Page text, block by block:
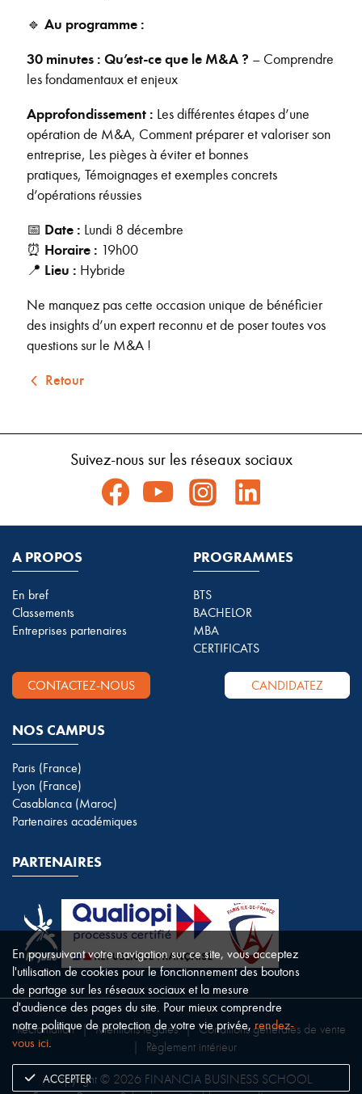
🔹 Au programme :
30 minutes : Qu’est-ce que le M&A ? – Comprendre
les fondamentaux et enjeux
Approfondissement : Les différentes étapes d’une
opération de M&A, Comment préparer et valoriser son
entreprise, Les pièges à éviter et bonnes
pratiques, Témoignages et exemples concrets
d’opérations réussies
📅 Date : Lundi 8 décembre
⏰ Horaire : 19h00
📍 Lieu : Hybride
Ne manquez pas cette occasion unique de bénéficier
des insights d’un expert reconnu et de poser toutes vos
questions sur le M&A !
Retour
Suivez-nous sur les réseaux sociaux
A PROPOS
En bref
Classements
Entreprises partenaires
PROGRAMMES
BTS
BACHELOR
MBA
CERTIFICATS
CONTACTEZ-NOUS CANDIDATEZ
NOS CAMPUS
Paris (France)
Lyon (France)
Casablanca (Maroc)
Partenaires académiques
PARTENAIRES
Copyright © 2026 FINANCIA BUSINESS SCHOOL.
Réclamation | Mentions légales | Conditions générales de vente
Règlement intérieur
En poursuivant votre navigation sur ce site, vous acceptez
l'utilisation de cookies pour le fonctionnement des boutons
de partage sur les réseaux sociaux et la mesure
d'audience des pages du site. Pour mieux comprendre
notre politique de protection de votre vie privée,rendez-
vous ici.
ACCEPTER